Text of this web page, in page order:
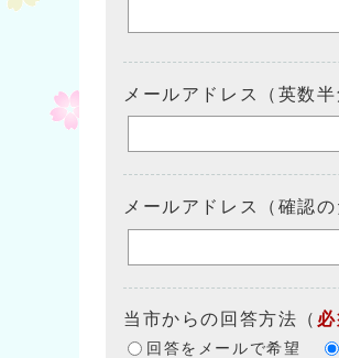
メールアドレス（英数半
メールアドレス（確認
当市からの回答方法 （
回答をメールで希望